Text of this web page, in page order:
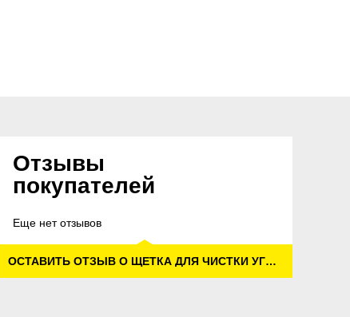
Отзывы
покупателей
Еще нет отзывов
ОСТАВИТЬ ОТЗЫВ О ЩЕТКА ДЛЯ ЧИСТКИ УГЛОВ, ЖЕСТКИЙ, ЗЕЛЕНЫЙ, 170 MM